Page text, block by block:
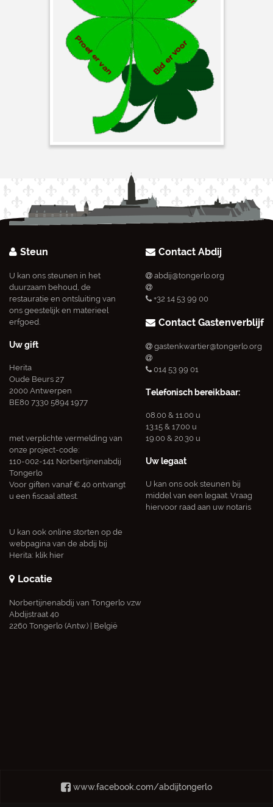
Steun
U kan ons steunen in het
duurzaam behoud, de
restauratie en ontsluiting van
ons geestelijk en materieel
erfgoed.
Uw gift
Herita
Oude Beurs 27
2000 Antwerpen
BE80 7330 5894 1977
met verplichte vermelding van
onze project-code:
110-002-141 Norbertijnenabdij
Tongerlo
Voor giften vanaf € 40 ontvangt
u een fiscaal attest.
U kan ook online storten op de
webpagina van de abdij bij
Herita: klik hier
Contact Abdij
abdij@tongerlo.org
+32 14 53 99 00
Contact Gastenverblijf
gastenkwartier@tongerlo.org
014 53 99 01
Telefonisch bereikbaar:
08.00 & 11.00 u
13.15 & 17.00 u
19.00 & 20.30 u
Uw legaat
U kan ons ook steunen bij
middel van een legaat. Vraag
hiervoor raad aan uw notaris
Locatie
Norbertijnenabdij van Tongerlo vzw
Abdijstraat 40
2260 Tongerlo (Antw.) | België
www.facebook.com/abdijtongerlo